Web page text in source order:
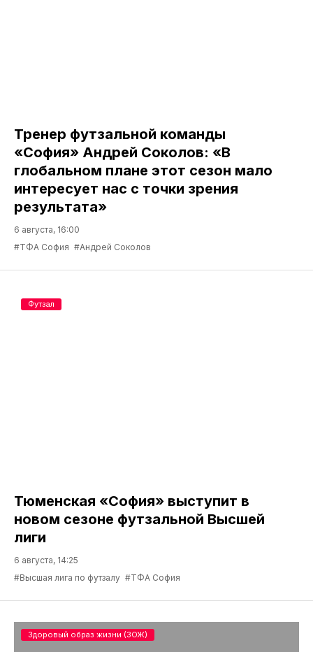
Тренер футзальной команды
«София» Андрей Соколов: «В
глобальном плане этот сезон мало
интересует нас с точки зрения
результата»
6 августа, 16:00
#ТФА София #Андрей Соколов
Тюменская «София» выступит в
новом сезоне футзальной Высшей
лиги
6 августа, 14:25
#Высшая лига по футзалу #ТФА София
Футзал
Здоровый образ жизни (ЗОЖ)